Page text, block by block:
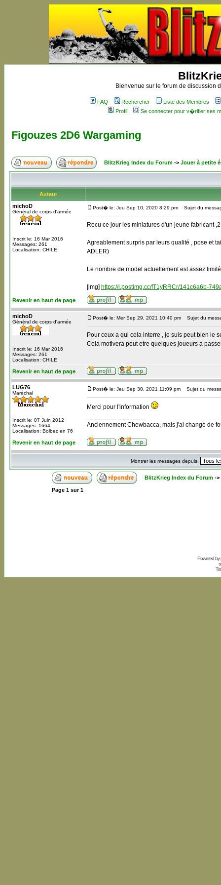
Bienvenue sur le forum de discussion
FAQ Rechercher
Liste des Membres
Profil
Se connecter pour v�rifier ses
Figouzes 2D6 Wargaming
BlitzKrieg Index du Forum -> Jouer à petite
Auteur
michoD
Général de corps d'armée
Inscrit le: 16 Mar 2016
Messages: 261
Localisation: CHILE
Post� le: Jeu Sep 10, 2020 8:29 pm Sujet du
Recu ce jour les miniatures d'un jeune fabricant
Agreablement surpris par leurs qualité , pose et
ADLER)
Le nombre de model actuellement est assez
[img] https://i.postimg.cc/fT1yRRCr/141c6a6b-
Revenir en haut de page
michoD
Général de corps d'armée
Inscrit le: 16 Mar 2016
Messages: 261
Localisation: CHILE
Post� le: Mer Sep 29, 2021 10:40 pm Sujet du
Pour ceux a qui cela interre , je suis peut bien le
Cela motivera peut etre quelques joueurs a
Revenir en haut de page
LUG76
Maréchal
Inscrit le: 07 Juin 2012
Messages: 1664
Localisation: Bolbec en 76
Post� le: Jeu Sep 30, 2021 11:09 pm Sujet du
Merci pour l'information
Anciennement Chewbacca, mais j'ai changé de
Revenir en haut de page
Montrer les messages depuis:
BlitzKrieg Index du Forum->
Page 1sur1
Powered by